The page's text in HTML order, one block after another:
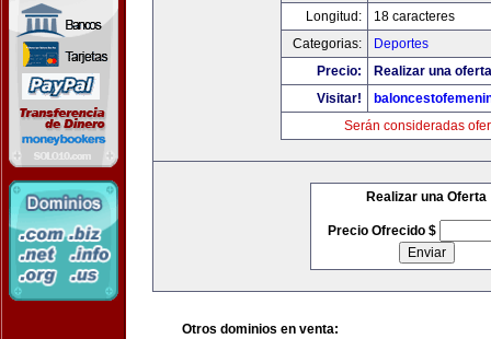
Longitud:
18 caracteres
Categorias:
Deportes
Precio:
Realizar una
Visitar!
Serán consideradas
Realizar una Oferta
Precio Ofrecido $
Otros dominios en venta: